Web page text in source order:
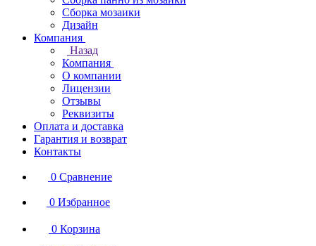
Сборка мозаики
Дизайн
Компания
Назад
Компания
О компании
Лицензии
Отзывы
Реквизиты
Оплата и доставка
Гарантия и возврат
Контакты
0 Сравнение
0 Избранное
0 Корзина